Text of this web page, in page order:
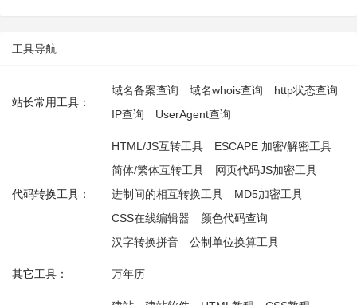
工具导航
站长常用工具：
域名备案查询 域名whois查询
http状态查询
IP查询
UserAgent查询
代码转换工具：
HTML/JS互转工具
ESCAPE 加密/解密工具
简体/繁体互转工具
网页代码JS加密工具
进制间的相互转换工具
MD5加密工具
CSS在线编辑器
颜色代码查询
汉字转换拼音
公制单位换算工具
其它工具： 万年历